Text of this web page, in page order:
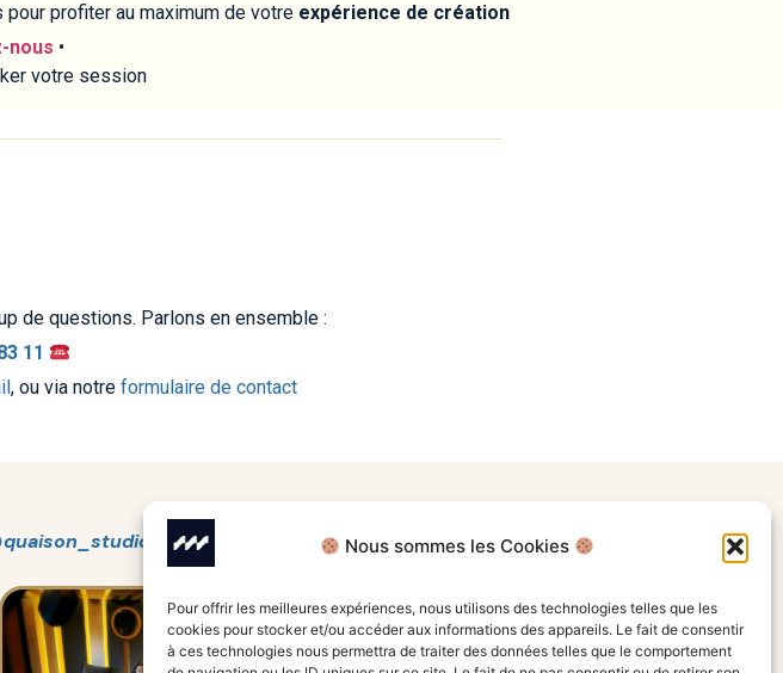
Nous sommes les Cookies
Pour offrir les meilleures expériences, nous utilisons des technologies telles que les
cookies pour stocker et/ou accéder aux informations des appareils. Le fait de consentir
à ces technologies nous permettra de traiter des données telles que le comportement
profiter au maximum de votre expérience de création
nous •
votre session
de questions. Parlons en ensemble :
11
, ou via notre formulaire de contact